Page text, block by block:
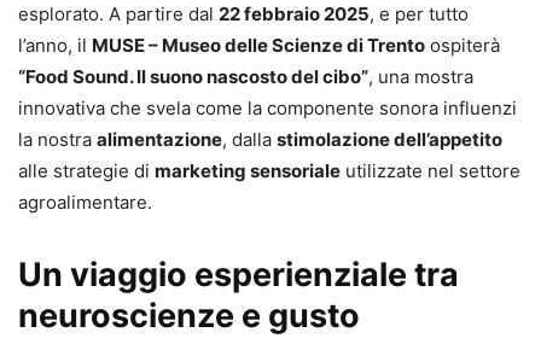
esplorato. A partire dal 22 febbraio 2025, e per tutto
l’anno, il MUSE – Museo delle Scienze di Trento ospiterà
“Food Sound. Il suono nascosto del cibo”, una mostra
innovativa che svela come la componente sonora influenzi
la nostra alimentazione, dalla stimolazione dell’appetito
alle strategie di marketing sensoriale utilizzate nel settore
agroalimentare.
Un viaggio esperienziale tra
neuroscienze e gusto